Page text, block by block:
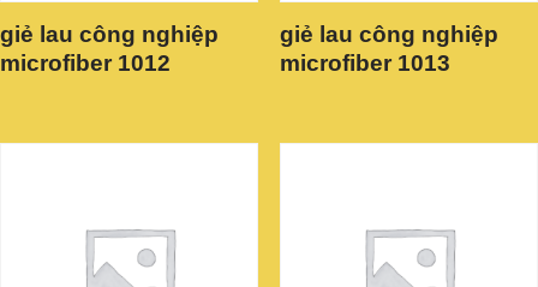
giẻ lau công nghiệp
microfiber 1012
giẻ lau công nghiệp
microfiber 1013